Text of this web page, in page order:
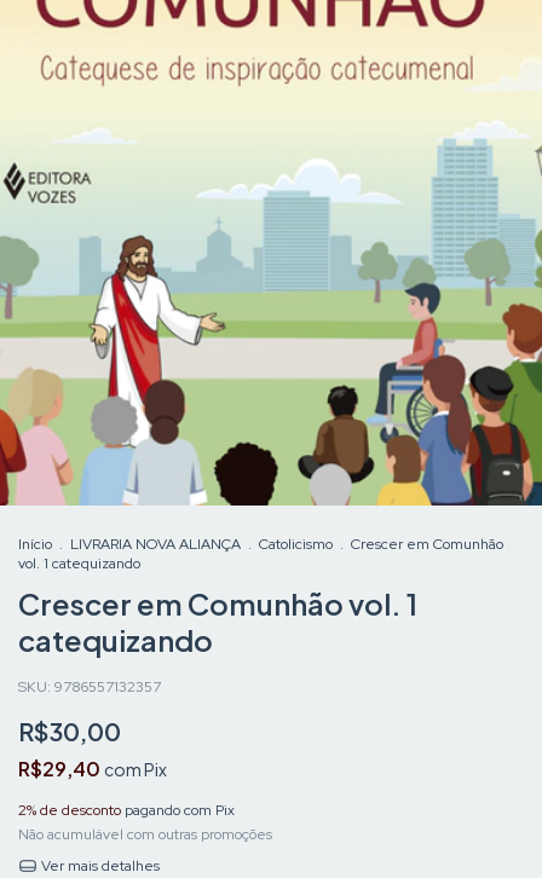
Início . LIVRARIA NOVA ALIANÇA . Catolicismo . Crescer em Comunhão
vol. 1 catequizando
Crescer em Comunhão vol. 1
catequizando
SKU: 9786557132357
R$30,00
R$29,40 comPix
2% de desconto pagando com Pix
Não acumulável com outras promoções
Ver mais detalhes